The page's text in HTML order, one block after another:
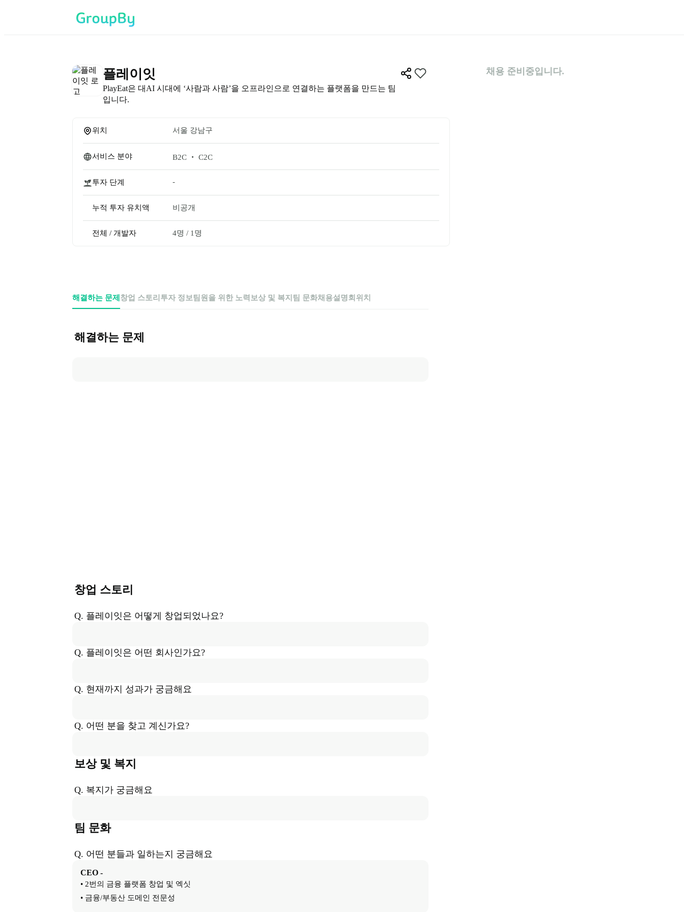
플레이잇
PlayEat은 대AI 시대에 ‘사람과 사람’을 오프라인으로 연결하는 플랫폼을 만드는 팀
입니다.
위치 서울 강남구
서비스 분야 B2C ‧ C2C
투자 단계 -
누적 투자 유치액 비공개
전체 / 개발자 4명 / 1명
해결하는 문제 창업 스토리 투자 정보 팀원을 위한 노력 보상 및 복지 팀 문화채용설명회 위치
해결하는 문제
창업 스토리
Q. 플레이잇은 어떻게 창업되었나요?
Q. 플레이잇은 어떤 회사인가요?
Q. 현재까지 성과가 궁금해요
Q. 어떤 분을 찾고 계신가요?
보상 및 복지
Q. 복지가 궁금해요
팀 문화
Q. 어떤 분들과 일하는지 궁금해요
CEO -
• 2번의 금융 플랫폼 창업 및 엑싯
• 금융/부동산 도메인 전문성
채용 준비중입니다.